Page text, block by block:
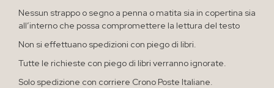
Nessun strappo o segno a penna o matita sia in copertina sia
all’interno che possa compromettere la lettura del testo
Non si effettuano spedizioni con piego di libri.
Tutte le richieste con piego di libri verranno ignorate.
Solo spedizione con corriere Crono Poste Italiane.